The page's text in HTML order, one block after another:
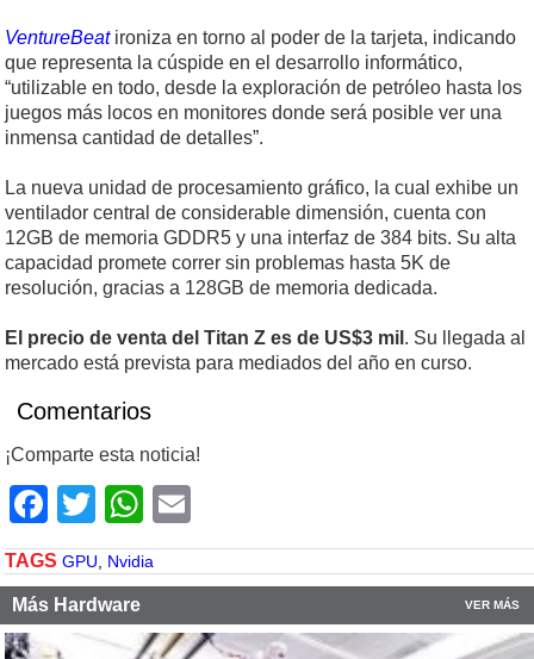
VentureBeat ironiza en torno al poder de la tarjeta, indicando
que representa la cúspide en el desarrollo informático,
“utilizable en todo, desde la exploración de petróleo hasta los
juegos más locos en monitores donde será posible ver una
inmensa cantidad de detalles”.
La nueva unidad de procesamiento gráfico, la cual exhibe un
ventilador central de considerable dimensión, cuenta con
12GB de memoria GDDR5 y una interfaz de 384 bits. Su alta
capacidad promete correr sin problemas hasta 5K de
resolución, gracias a 128GB de memoria dedicada.
El precio de venta del Titan Z es de US$3 mil . Su llegada al
mercado está prevista para mediados del año en curso.
Comentarios
¡Comparte esta noticia!
Facebook
TwitterWhatsApp
TAGS GPU, Nvidia
Más Hardware VER MÁS